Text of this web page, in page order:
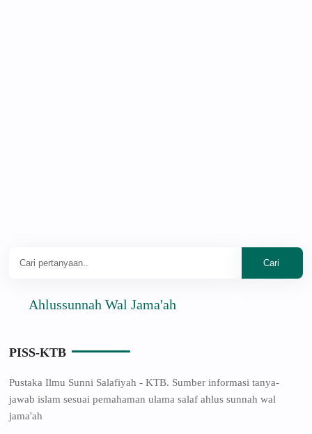
Ahlussunnah Wal Jama'ah
PISS-KTB
Pustaka Ilmu Sunni Salafiyah - KTB. Sumber informasi tanya-
jawab islam sesuai pemahaman ulama salaf ahlus sunnah wal
jama'ah